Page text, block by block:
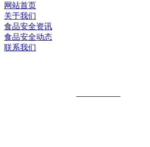
网站首页
关于我们
食品安全资讯
食品安全动态
联系我们